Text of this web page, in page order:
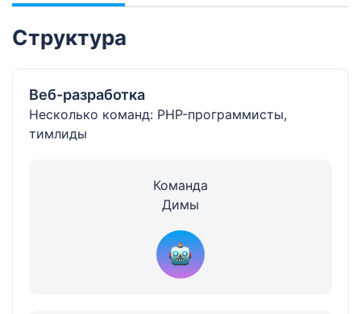
Структура
Веб-разработка
Несколько команд: PHP-программисты,
тимлиды
Команда
Димы